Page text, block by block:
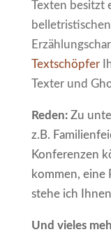
Texten besitzt
Textschöpfer
Texter und
Reden: Zu
z.B.
Konferenzen
kommen, eine
stehe ich
Und vieles